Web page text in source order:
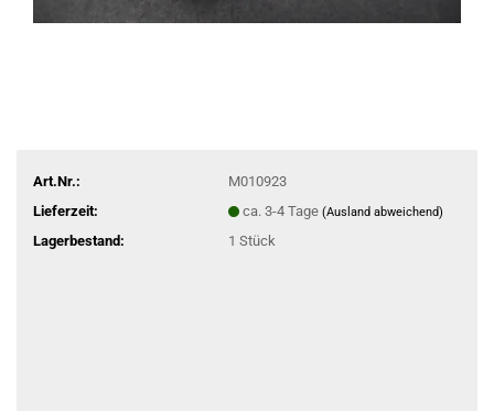
Art.Nr.:
M010923
Lieferzeit:
ca. 3-4 Tage (Ausland abweichend)
Lagerbestand: 1 Stück